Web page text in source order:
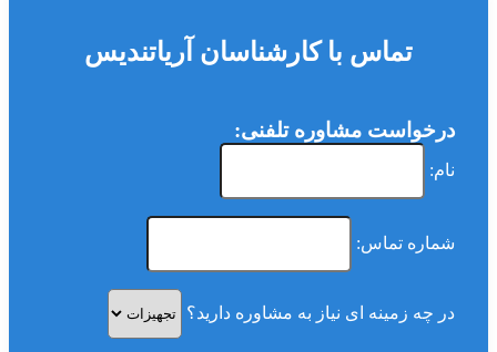
تماس با کارشناسان آریاتندیس
درخواست مشاوره تلفنی:
نام:
شماره تماس:
در چه زمینه ای نیاز به مشاوره دارید؟